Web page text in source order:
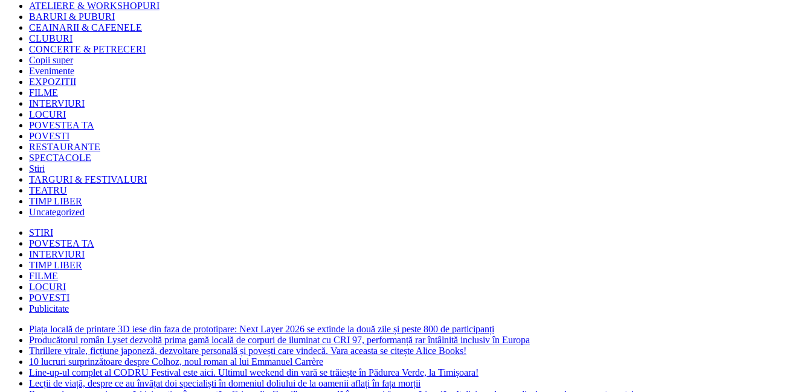
ATELIERE & WORKSHOPURI
BARURI & PUBURI
CEAINARII & CAFENELE
CLUBURI
CONCERTE & PETRECERI
Copii super
Evenimente
EXPOZITII
FILME
INTERVIURI
LOCURI
POVESTEA TA
POVESTI
RESTAURANTE
SPECTACOLE
Stiri
TARGURI & FESTIVALURI
TEATRU
TIMP LIBER
Uncategorized
STIRI
POVESTEA TA
INTERVIURI
TIMP LIBER
FILME
LOCURI
POVESTI
Publicitate
Piața locală de printare 3D iese din faza de prototipare: Next Layer 2026 se extinde la două zile și peste 800 de participanți
Producătorul român Lyset dezvoltă prima gamă locală de corpuri de iluminat cu CRI 97, performanță rar întâlnită inclusiv în Europa
Thrillere virale, ficțiune japoneză, dezvoltare personală și povești care vindecă. Vara aceasta se citește Alice Books!
10 lucruri surprinzătoare despre Colhoz, noul roman al lui Emmanuel Carrère
Line-up-ul complet al CODRU Festival este aici. Ultimul weekend din vară se trăiește în Pădurea Verde, la Timișoara!
Lecții de viață, despre ce au învățat doi specialiști în domeniul doliului de la oamenii aflați în fața morții